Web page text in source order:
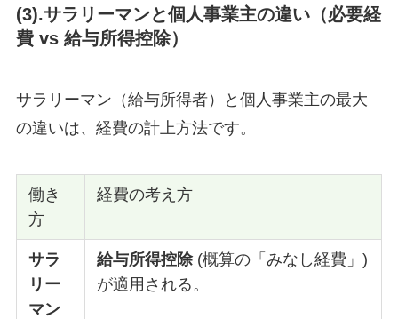
(3).サラリーマンと個人事業主の違い（必要経
費 vs 給与所得控除）
サラリーマン（給与所得者）と個人事業主の最大
の違いは、経費の計上方法です。
働き
方
経費の考え方
サラ
リー
マン
給与所得控除(概算の「みなし経費」)
が適用される。